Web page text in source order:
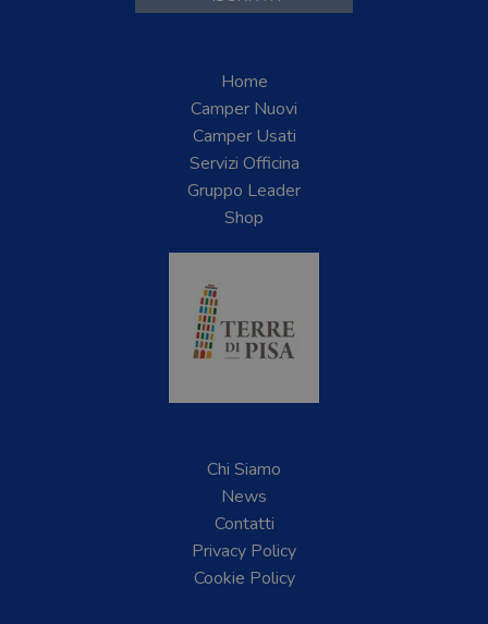
Home
Camper Nuovi
Camper Usati
Servizi Officina
Gruppo Leader
Shop
Chi Siamo
News
Contatti
Privacy Policy
Cookie Policy